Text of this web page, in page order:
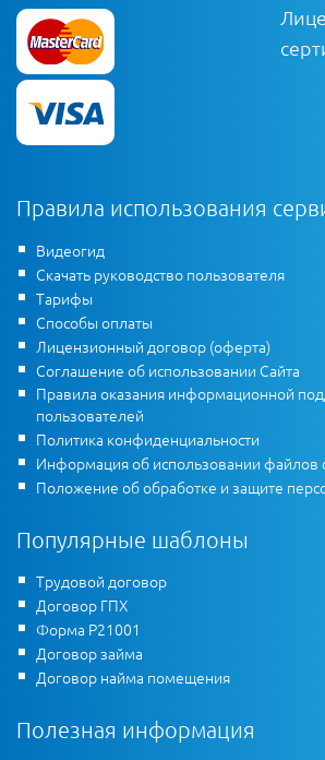
Правила использования
Видеогид
Скачать руководство пользователя
Тарифы
Способы оплаты
Лицензионный договор (оферта)
Соглашение об использовании Сайта
Правила оказания информационной
пользователей
Политика конфиденциальности
Информация об использовании файлов
Положение об обработке и защите
Популярные шаблоны
Трудовой договор
Договор ГПХ
Форма Р21001
Договор займа
Договор найма помещения
Полезная информация